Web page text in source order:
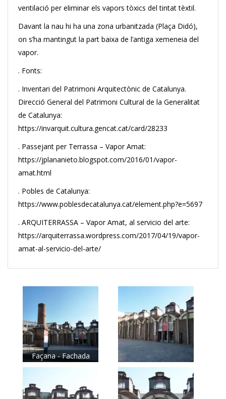
ventilació per eliminar els vapors tòxics del tintat tèxtil.
Davant la nau hi ha una zona urbanitzada (Plaça Didó),
on s’ha mantingut la part baixa de l’antiga xemeneia del
vapor.
. Fonts:
. Inventari del Patrimoni Arquitectònic de Catalunya.
Direcció General del Patrimoni Cultural de la Generalitat
de Catalunya:
https://invarquit.cultura.gencat.cat/card/28233
. Passejant per Terrassa – Vapor Amat:
https://jplananieto.blogspot.com/2016/01/vapor-
amat.html
. Pobles de Catalunya:
https://www.poblesdecatalunya.cat/element.php?e=5697
. ARQUITERRASSA – Vapor Amat, al servicio del arte:
https://arquiterrassa.wordpress.com/2017/04/19/vapor-
amat-al-servicio-del-arte/
Façana - Fachada